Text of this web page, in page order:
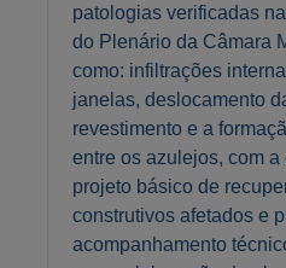
patologias verificadas
do Plenário da Câmara
como: infiltrações
janelas, deslocamento
revestimento e a
entre os azulejos, com
projeto básico de
construtivos afetados e
acompanhamento